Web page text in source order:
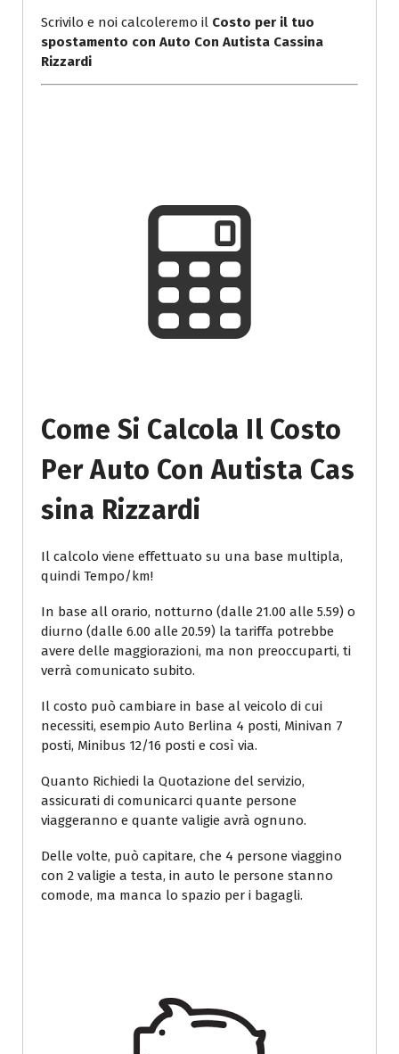
Scrivilo e noi calcoleremo il Costo per il tuo
spostamento con Auto Con Autista Cassina
Rizzardi
Come Si Calcola Il Costo
Per Auto Con Autista Cas
Sina Rizzardi
Il calcolo viene effettuato su una base multipla,
quindi Tempo/km!
In base all orario, notturno (dalle 21.00 alle 5.59) o
diurno (dalle 6.00 alle 20.59) la tariffa potrebbe
avere delle maggiorazioni, ma non preoccuparti, ti
verrà comunicato subito.
Il costo può cambiare in base al veicolo di cui
necessiti, esempio Auto Berlina 4 posti, Minivan 7
posti, Minibus 12/16 posti e così via.
Quanto Richiedi la Quotazione del servizio,
assicurati di comunicarci quante persone
viaggeranno e quante valigie avrà ognuno.
Delle volte, può capitare, che 4 persone viaggino
con 2 valigie a testa, in auto le persone stanno
comode, ma manca lo spazio per i bagagli.